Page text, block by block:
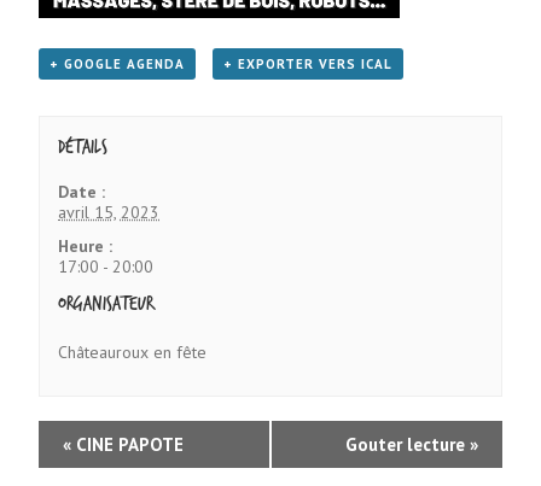
+ GOOGLE AGENDA + EXPORTER VERS ICAL
Détails
Date :
avril 15, 2023
Heure :
17:00 - 20:00
Organisateur
Châteauroux en fête
« CINE PAPOTE Gouter lecture »